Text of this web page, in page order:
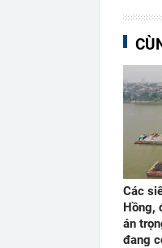
Các
Hồng,
án
đang